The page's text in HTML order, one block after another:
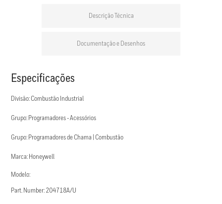
Descrição Técnica
Documentação e Desenhos
Especificações
Divisão: Combustão Industrial
Grupo: Programadores - Acessórios
Grupo: Programadores de Chama | Combustão
Marca: Honeywell
Modelo:
Part. Number: 204718A/U